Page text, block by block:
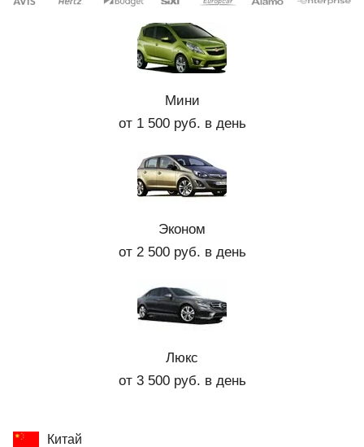
Мини
от 1 500 руб. в день
Эконом
от 2 500 руб. в день
Люкс
от 3 500 руб. в день
Китай